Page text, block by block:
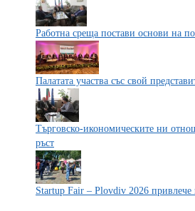
Работна среща постави основи на
Палатата участва със свой
Търговско-икономическите ни
ръст
Startup Fair – Plovdiv 2026 привлече